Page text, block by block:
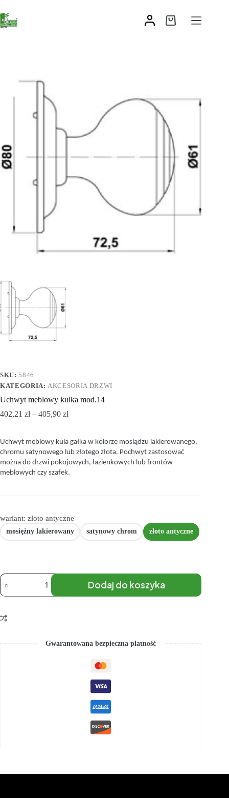
SKU:5846
KATEGORIA: AKCESORIA DRZWI
Uchwyt meblowy kulka mod.14
402,21 zł– 405,90 zł
Uchwyt meblowy kula gałka w kolorze mosiądzu lakierowanego,
chromu satynowego lub złotego złota. Pochwyt zastosować
można do drzwi pokojowych, łazienkowych lub frontów
meblowych czy szafek.
wariant: złoto antyczne
mosiężny lakierowany satynowy chrom złoto antyczne
Dodaj do koszyka
Gwarantowana bezpieczna płatność